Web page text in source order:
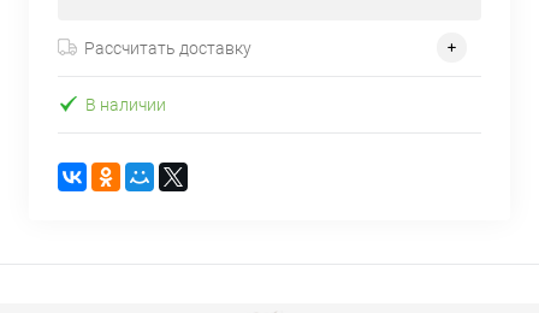
Рассчитать доставку
В наличии